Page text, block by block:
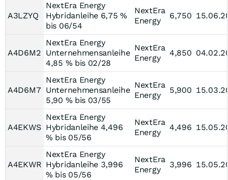
A3LZYQ
NextEra Energy
Hybridanleihe 6,75 %
bis 06/54
NextEra
Energy
6,750
A4D6M2
NextEra Energy
Unternehmensanleihe
4,85 % bis 02/28
NextEra
Energy
4,850
A4D6M7
NextEra Energy
Unternehmensanleihe
5,90 % bis 03/55
NextEra
Energy
5,900
A4EKWS
NextEra Energy
Hybridanleihe 4,496
% bis 05/56
NextEra
Energy
4,496
A4EKWR
NextEra Energy
Hybridanleihe 3,996
% bis 05/56
NextEra
Energy
3,996